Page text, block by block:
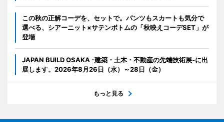
この秋の正解コーデを、セットで。パンツもスカートも気分で
選べる、シアーニット×サテンボトムの「秋映えコーデSET」が
登場
JAPAN BUILD OSAKA -建築・土木・不動産の先端技術展-に出
展します。2026年8月26日（水）～28日（金）
もっと見る